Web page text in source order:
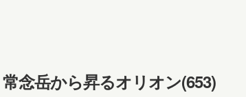
常念岳から昇るオリオン(653)